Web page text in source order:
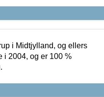
i Midtjylland, og ellers
i 2004, og er 100 %